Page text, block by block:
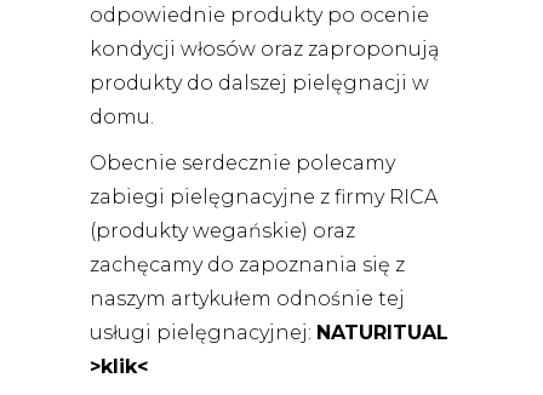
odpowiednie produkty po ocenie
kondycji włosów oraz zaproponują
produkty do dalszej pielęgnacji w
domu.
Obecnie serdecznie polecamy
zabiegi pielęgnacyjne z firmy RICA
(produkty wegańskie) oraz
zachęcamy do zapoznania się z
naszym artykułem odnośnie tej
usługi pielęgnacyjnej: NATURITUAL
>klik<